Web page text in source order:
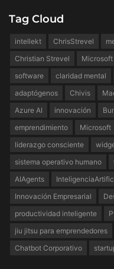
Tag Cloud
intellekt ChrisStrevel
Christian Strevel
software
claridad mental
adaptógenos
Chivis
Azure AI
innovación
emprendimiento
Microsoft
liderazgo consciente
sistema operativo humano
AIAgents
Innovación Empresarial
productividad inteligente
jiu jitsu para emprendedores
Chatbot Corporativo